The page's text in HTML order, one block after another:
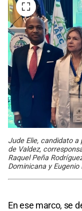
Jude Elie, candidato
de Valdez,
Raquel Peña
Dominicana y
En ese marco, se